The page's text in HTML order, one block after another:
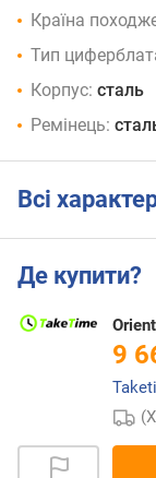
Країна
Тип
Корпус: сталь
Ремінець:
Всі
Де купити?
9